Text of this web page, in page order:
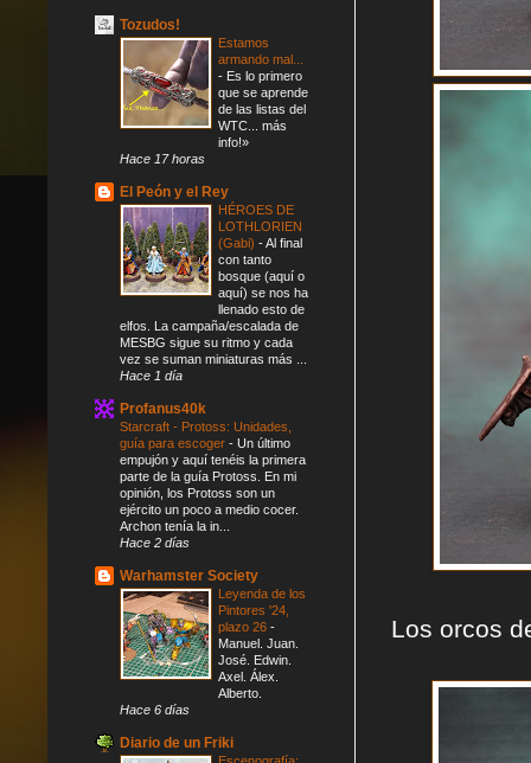
Los orcos
Tozudos!
Estamos
armando mal...
- Es lo primero
que se aprende
de las listas del
WTC... más
info!»
Hace 17 horas
El Peón y el Rey
HÉROES DE
LOTHLORIEN
(Gabi) -Al final
con tanto
bosque (aquí o
aquí) se nos ha
llenado esto de
elfos. La campaña/escalada de
MESBG sigue su ritmo y cada
vez se suman miniaturas más ...
Hace 1 día
Profanus40k
Starcraft - Protoss: Unidades,
guía para escoger - Un último
empujón y aquí tenéis la primera
parte de la guía Protoss. En mi
opinión, los Protoss son un
ejército un poco a medio cocer.
Archon tenía la in...
Hace 2 días
Warhamster Society
Leyenda de los
Pintores '24,
plazo 26 -
Manuel. Juan.
José. Edwin.
Axel. Álex.
Alberto.
Hace 6 días
Diario de un Friki